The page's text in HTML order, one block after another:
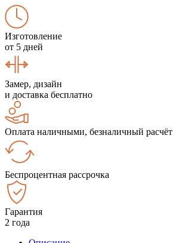
Изготовление
от 5 дней
Замер, дизайн
и доставка бесплатно
Оплата наличными, безналичный расчёт
Беспроцентная рассрочка
Гарантия
2 года